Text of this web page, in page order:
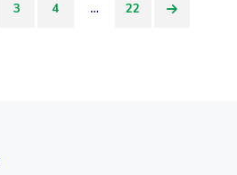
3 4 … 22